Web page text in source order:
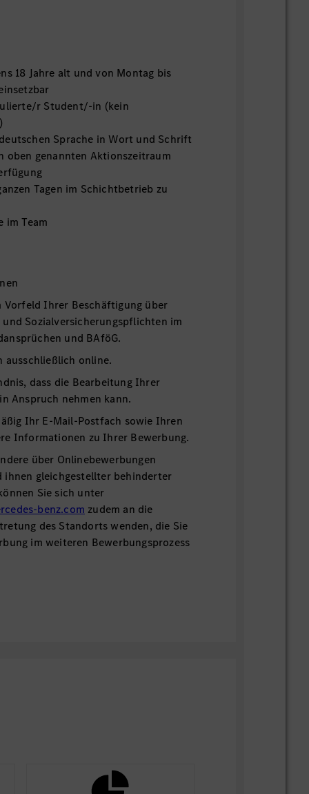
18 Jahre alt und von Montag bis
r Student/-in (kein
Sprache in Wort und Schrift
oben genannten Aktionszeitraum
Tagen im Schichtbetrieb zu
im Team
Vorfeld Ihrer Beschäftigung über
Sozialversicherungspflichten im
und BAföG.
ausschließlich online.
dass die Bearbeitung Ihrer
Anspruch nehmen kann.
Ihr E-Mail-Postfach sowie Ihren
Informationen zu Ihrer Bewerbung.
über Onlinebewerbungen
ihnen gleichgestellter behinderter
Sie sich unter
benz.com zudem an die
des Standorts wenden, die Sie
im weiteren Bewerbungsprozess